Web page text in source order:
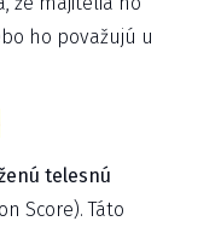
ho považujú u
telesnú
Score). Táto